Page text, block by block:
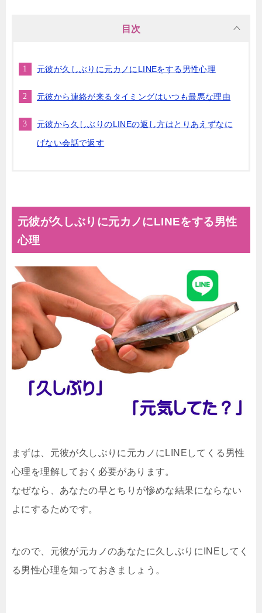
目次
元彼が久しぶりに元カノにLINEをする男性心理
元彼から連絡が来るタイミングはいつも最悪な理由
元彼から久しぶりのLINEの返し方はとりあえずなに
げない会話で返す
元彼が久しぶりに元カノにLINEをする男性
心理
まずは、元彼が久しぶりに元カノにLINEしてくる男性
心理を理解しておく必要があります。
なぜなら、あなたの早とちりが惨めな結果にならない
よにするためです。
なので、元彼が元カノのあなたに久しぶりにINEしてく
る男性心理を知っておきましょう。